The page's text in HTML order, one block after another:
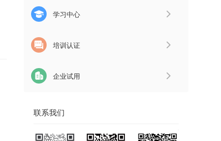
学习中心
培训认证
企业试用
联系我们